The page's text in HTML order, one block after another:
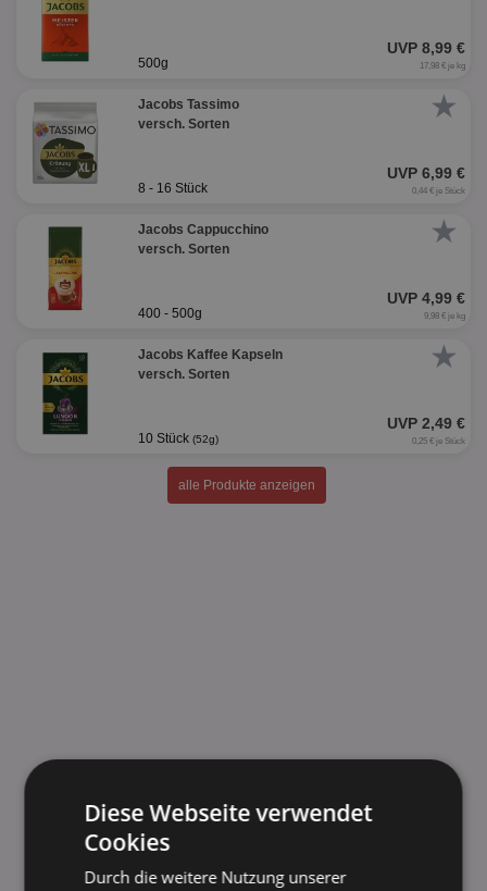
UVP 8,99 €
500g 17,98 € je kg
★
Jacobs Tassimo
versch. Sorten
UVP 6,99 €
8 - 16 Stück 0,44 € je Stück
★
Jacobs Cappucchino
versch. Sorten
UVP 4,99 €
400 - 500g 9,98 € je kg
★
Jacobs Kaffee Kapseln
versch. Sorten
UVP 2,49 €
10 Stück (52g) 0,25 € je Stück
alle Produkte anzeigen
Diese Webseite verwendet
Cookies
Durch die weitere Nutzung unserer